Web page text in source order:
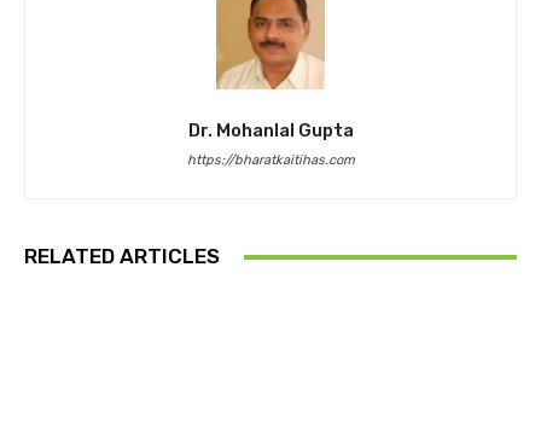
Dr. Mohanlal Gupta
https://bharatkaitihas.com
RELATED ARTICLES